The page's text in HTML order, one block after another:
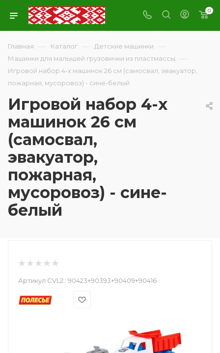
0
Главная — Каталог — Детские машинки —
Машинки для малышей грузовички из пластмассы —
Игровой набор 4-х машинок 26 см (самосвал, эвакуатор,
пожарная, мусоровоз) - сине-белый
Игровой набор 4-х
машинок 26 см
(самосвал,
эвакуатор,
пожарная,
мусоровоз) - сине-
белый
Артикул CVL2:: 90423+90393+90409+90416